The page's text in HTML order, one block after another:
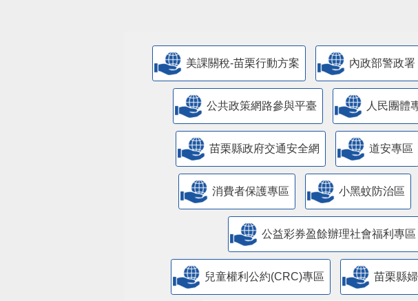
美課關稅-苗栗行動方案 內政部警政署
公共政策網路參與平臺 人民團體
苗栗縣政府交通安全網 道安專區
消費者保護專區 小黑蚊防治區
公益彩券盈餘辦理社會福利專區
兒童權利公約(CRC)專區 苗栗縣